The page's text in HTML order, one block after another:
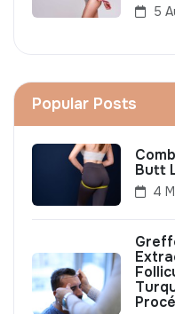
5
Popular Posts
Butt
4